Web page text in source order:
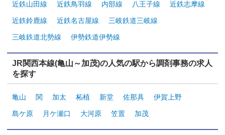
近鉄山田線 近鉄鳥羽線 内部線 八王子線 近鉄志摩線
近鉄鈴鹿線 近鉄名古屋線 三岐鉄道三岐線
三岐鉄道北勢線 伊勢鉄道伊勢線
JR関西本線(亀山～加茂)の人気の駅から調剤事務の求人
を探す
亀山 関 加太 柘植 新堂 佐那具 伊賀上野
島ケ原 月ケ瀬口 大河原 笠置 加茂